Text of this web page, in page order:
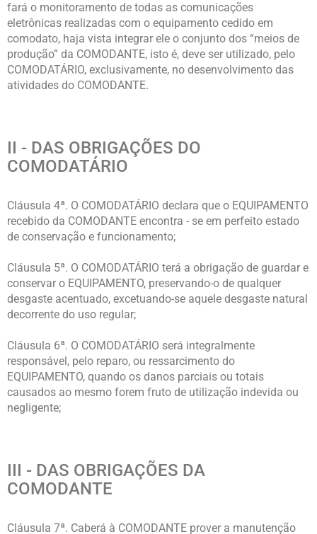
fará o monitoramento de todas as comunicações
eletrônicas realizadas com o equipamento cedido em
comodato, haja vista integrar ele o conjunto dos “meios de
produção” da COMODANTE, isto é, deve ser utilizado, pelo
COMODATÁRIO, exclusivamente, no desenvolvimento das
atividades do COMODANTE.
II - DAS OBRIGAÇÕES DO
COMODATÁRIO
Cláusula 4ª. O COMODATÁRIO declara que o EQUIPAMENTO
recebido da COMODANTE encontra - se em perfeito estado
de conservação e funcionamento;
Cláusula 5ª. O COMODATÁRIO terá a obrigação de guardar e
conservar o EQUIPAMENTO, preservando-o de qualquer
desgaste acentuado, excetuando-se aquele desgaste natural
decorrente do uso regular;
Cláusula 6ª. O COMODATÁRIO será integralmente
responsável, pelo reparo, ou ressarcimento do
EQUIPAMENTO, quando os danos parciais ou totais
causados ao mesmo forem fruto de utilização indevida ou
negligente;
III - DAS OBRIGAÇÕES DA
COMODANTE
Cláusula 7ª. Caberá à COMODANTE prover a manutenção